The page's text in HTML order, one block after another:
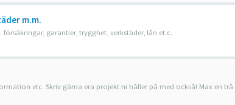
m.m.
garantier, trygghet, verkstäder, lån et.c.
etc. Skriv gärna era projekt ni håller på med också! Max en trå